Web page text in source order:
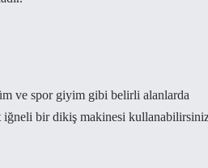
ve spor giyim gibi belirli alanlarda
iğneli bir dikiş makinesi